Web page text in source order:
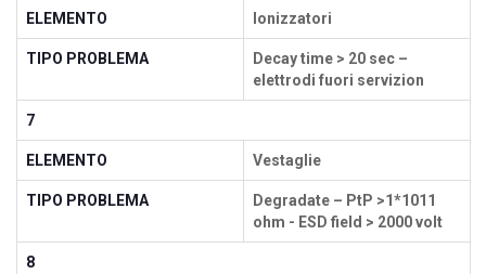
ELEMENTO Ionizzatori
TIPO PROBLEMA
Decay time > 20 sec –
elettrodi fuori servizion
7
ELEMENTO Vestaglie
TIPO PROBLEMA
Degradate – PtP >1*1011
ohm - ESD field > 2000 volt
8